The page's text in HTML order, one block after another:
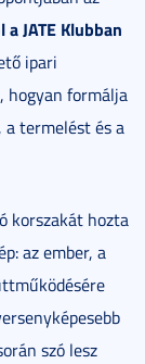
JATE Klubban
ipari
hogyan formálja
termelést és a
korszakát hozta
az ember, a
szó lesz